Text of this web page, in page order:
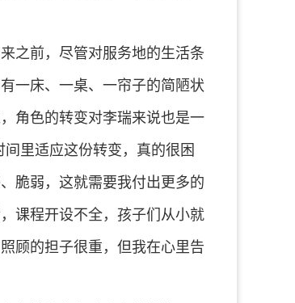
之前，尽管对服务地的生活条
一床、一桌、一帘子的简陋状
角色的转变对李瑞来说也是一
里适应这份转变，真的很困
脆弱，这就需要我付出更多的
课程开设不全，孩子们从小就
顾的担子很重，但我在心里告